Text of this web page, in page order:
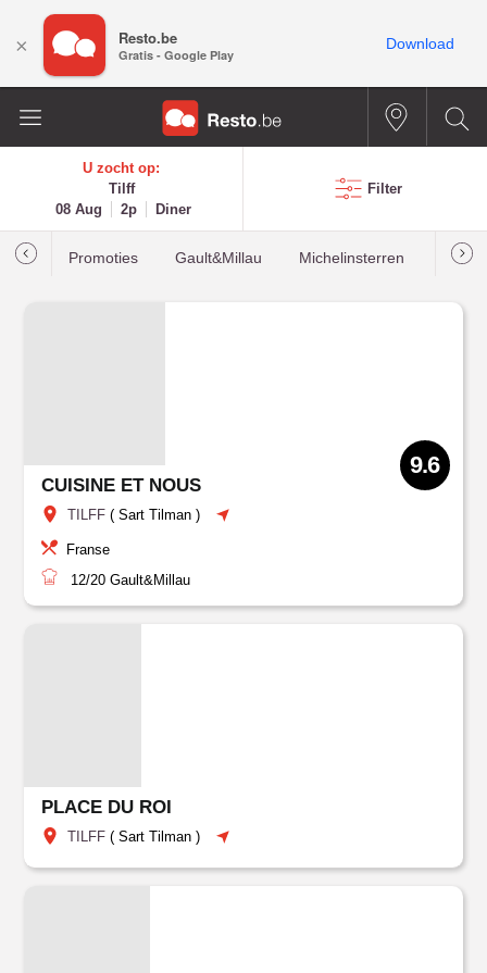
U zocht op:
Tilff
08 Aug
2p Diner
Filter
Promoties Gault&Millau Michelinsterren
CUISINE ET NOUS
TILFF (Sart Tilman )
9.6
Franse
12/20 Gault&Millau
PLACE DU ROI
TILFF (Sart Tilman )
× Resto.be
Gratis - Google Play
Download